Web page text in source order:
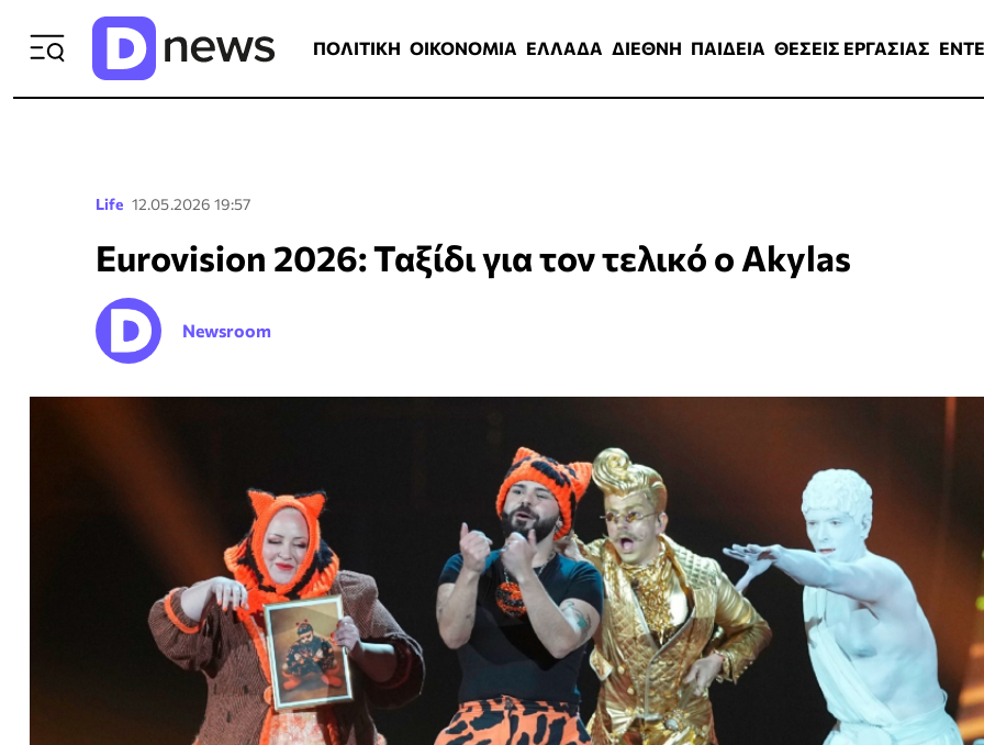
ΠΟΛΙΤΙΚΗ ΟΙΚΟΝΟΜΙΑ ΕΛΛΑΔΑ ΔΙΕΘΝΗ ΠΑΙΔΕΙΑ ΘΕΣΕΙΣ ΕΡΓΑΣΙΑΣ
Life 12.05.2026 19:57
Eurovision 2026: Ταξίδι για τον τελικό ο Akylas
Newsroom